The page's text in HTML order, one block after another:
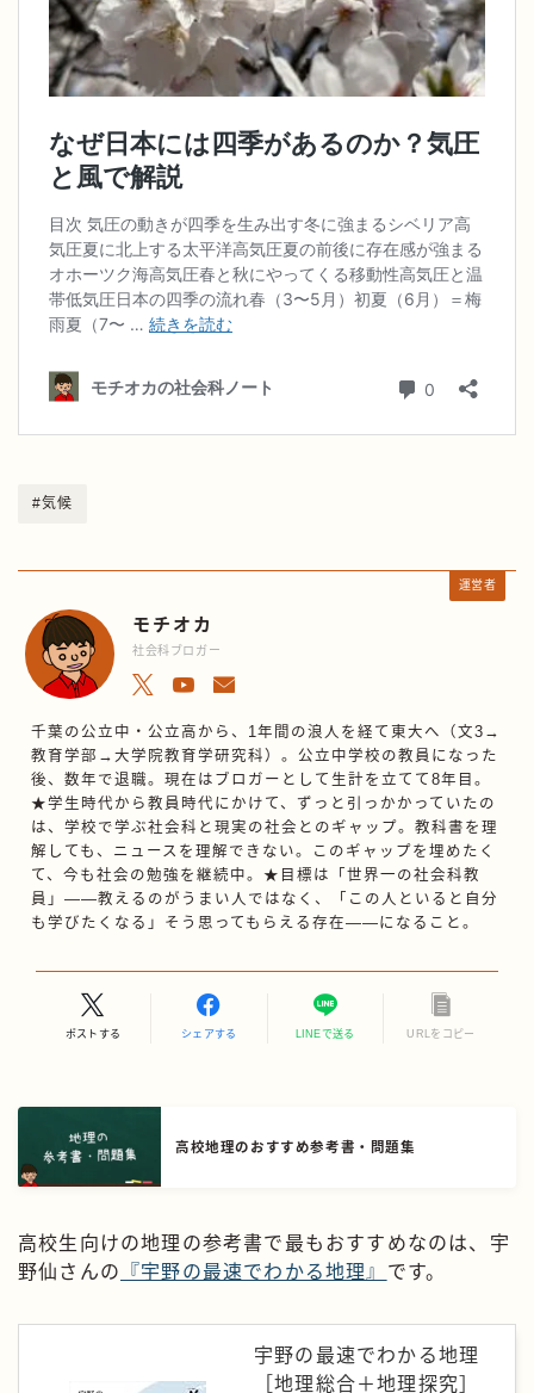
#気候
運営者
モチオカ
社会科ブロガー
千葉の公立中・公立高から、1年間の浪人を経て東大へ（文3→
教育学部→大学院教育学研究科）。公立中学校の教員になった
後、数年で退職。現在はブロガーとして生計を立てて8年目。
★学生時代から教員時代にかけて、ずっと引っかかっていたの
は、学校で学ぶ社会科と現実の社会とのギャップ。教科書を理
解しても、ニュースを理解できない。このギャップを埋めたく
て、今も社会の勉強を継続中。★目標は「世界一の社会科教
員」——教えるのがうまい人ではなく、「この人といると自分
も学びたくなる」そう思ってもらえる存在——になること。
ポストする シェアする LINEで送る URLをコピー
高校地理のおすすめ参考書・問題集
高校生向けの地理の参考書で最もおすすめなのは、宇
野仙さんの
『宇野の最速でわかる地理』 です。
宇野の最速でわかる地理
［地理総合＋地理探究］